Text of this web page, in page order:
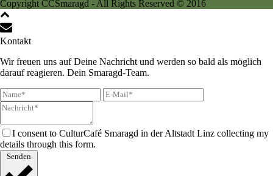
Copyright CCSmaragd - All Rights Reserved © 2016
Kontakt
Wir freuen uns auf Deine Nachricht und werden so bald als möglich
darauf reagieren. Dein Smaragd-Team.
I consent to CulturCafé Smaragd in der Altstadt Linz collecting my
details through this form.
Senden